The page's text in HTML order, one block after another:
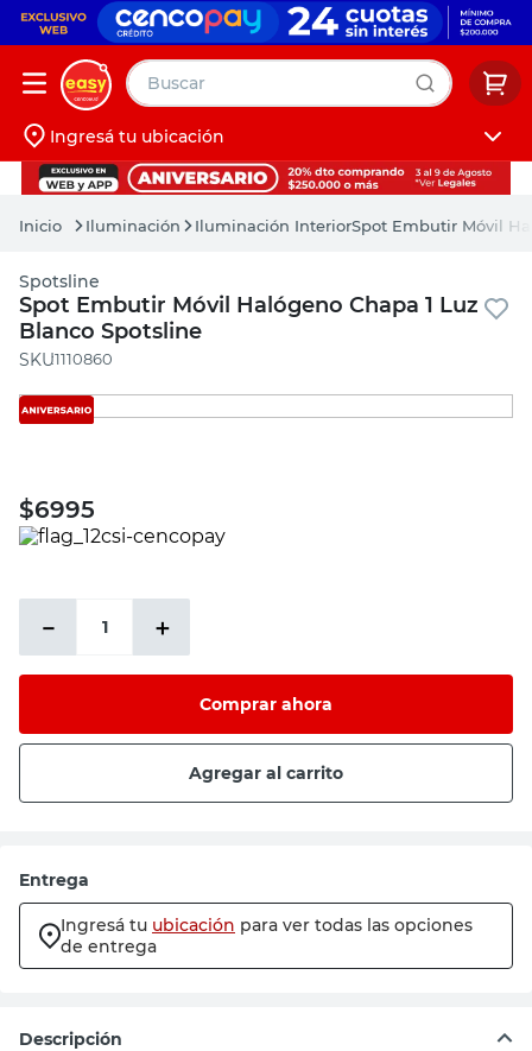
Buscar
Iniciá sesión
Ingresá tu ubicación
Iluminación Iluminación InteriorSpot Embutir Móvil
Spotsline
Spot Embutir Móvil Halógeno Chapa 1 Luz
Blanco Spotsline
:1110860
$6995
＋
－
Comprar ahora
Agregar al carrito
Entrega
Ingresá tu ubicación para ver todas las opciones
de entrega
Descripción
muebles
pintura
escritorio
puertas
placard